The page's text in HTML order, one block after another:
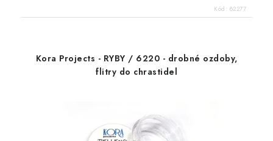
Kód: 82277
Kora Projects - RYBY / 6220 - drobné ozdoby,
flitry do chrastidel